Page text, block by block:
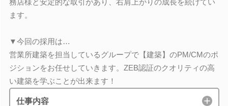
務店様と安定的な取引があり、右肩上がりの成長を続けてい
ます。
▼今回の採用は…
営業所建築を担当しているグループで【建築】のPM/CMのポ
ジションをお任せしていきます。ZEB認証のクオリティの高
い建築を学ぶことが出来ます！
仕事内容